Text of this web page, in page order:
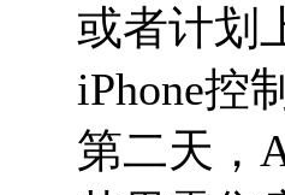
或者计划
iPhone控
第二天，